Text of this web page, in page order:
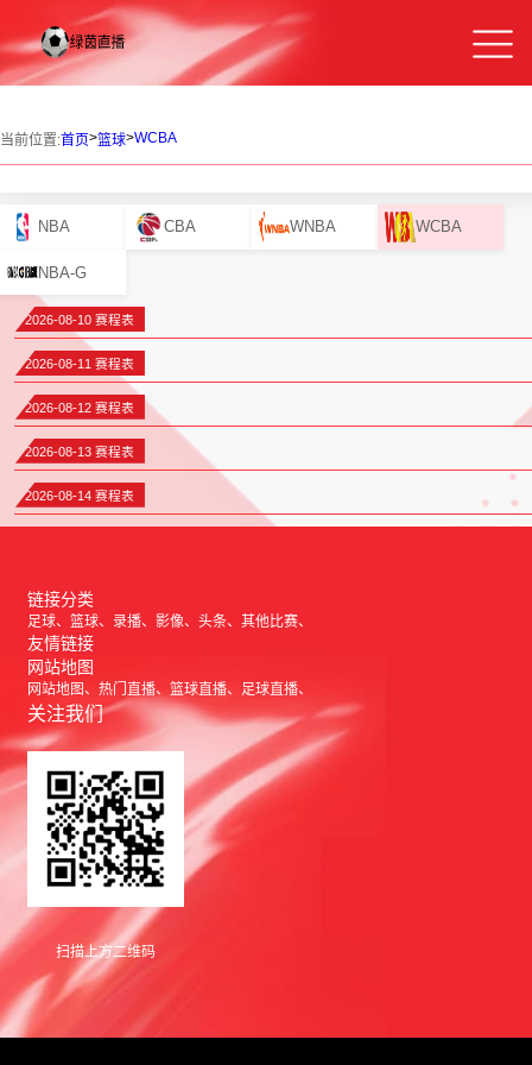
当前位置:首页>篮球>WCBA
NBA CBA WNBA WCBA
NBA-G
2026-08-10 赛程表
2026-08-11 赛程表
2026-08-12 赛程表
2026-08-13 赛程表
2026-08-14 赛程表
链接分类
足球 篮球 录播 影像 头条 其他比赛
友情链接
网站地图
网站地图 热门直播 篮球直播 足球直播
关注我们
扫描上方二维码